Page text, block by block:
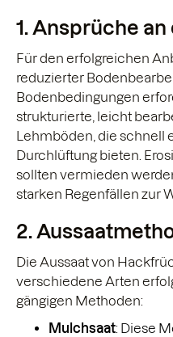
1. Ansprüche
Für den erfolgreichen
reduzierter
Bodenbedingungen
strukturierte, leicht
Lehmböden, die schnell
Durchlüftung bieten.
sollten vermieden
starken Regenfällen zur
2.
Die Aussaat von
verschiedene Arten
gängigen Methoden:
Mulchsaat: Diese